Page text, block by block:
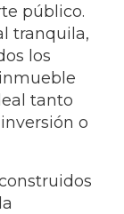
público.
tranquila,
los
tanto
o